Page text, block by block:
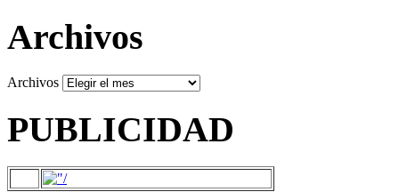
Archivos
Archivos
PUBLICIDAD